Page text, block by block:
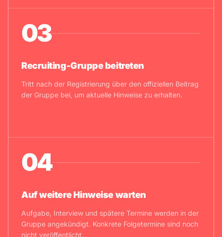
03
Recruiting-Gruppe beitreten
Tritt nach der Registrierung über den offiziellen Beitrag
der Gruppe bei, um aktuelle Hinweise zu erhalten.
04
Auf weitere Hinweise warten
Aufgabe, Interview und spätere Termine werden in der
Gruppe angekündigt. Konkrete Folgetermine sind noch
nicht veröffentlicht.